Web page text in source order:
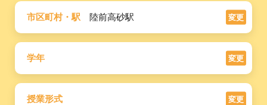
市区町村・駅 陸前高砂駅 変更
学年 変更
授業形式 変更